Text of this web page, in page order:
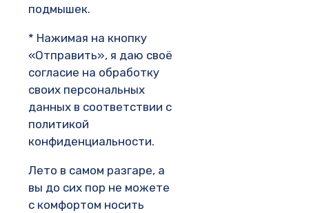
подмышек.
* Нажимая на кнопку
«Отправить», я даю своё
согласие на обработку
своих персональных
данных в соответствии с
политикой
конфиденциальности.
Лето в самом разгаре, а
вы до сих пор не можете
с комфортом носить